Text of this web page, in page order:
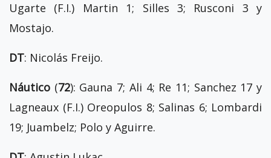
Ugarte (F.I.) Martin 1; Silles 3; Rusconi 3 y
Mostajo.
DT: Nicolás Freijo.
Náutico (72): Gauna 7; Ali 4; Re 11; Sanchez 17 y
Lagneaux (F.I.) Oreopulos 8; Salinas 6; Lombardi
19; Juambelz; Polo y Aguirre.